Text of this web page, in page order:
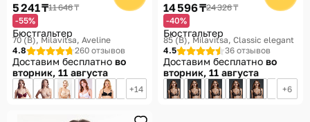
5 241 ₸11 646 ₸
-55%
Бюстгальтер
70 (B) Milavitsa, Aveline
4.8
260 отзывов
Доставим бесплатно во
вторник, 11 августа
14
14 596 ₸24 326 ₸
-40%
Бюстгальтер
85 (B) Milavitsa, Classic elegant
4.5
36 отзывов
Доставим бесплатно во
вторник, 11 августа
6